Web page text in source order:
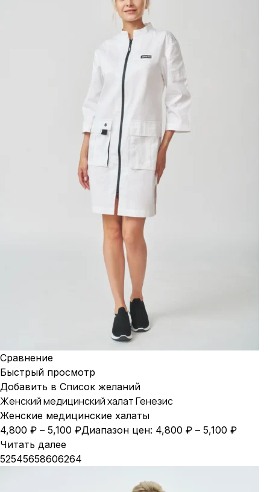
Сравнение
Быстрый просмотр
Добавить в Список желаний
Женский медицинский халат Генезис
Женские медицинские халаты
4,800 ₽ – 5,100 ₽Диапазон цен: 4,800 ₽ – 5,100 ₽
Читать далее
52545658606264